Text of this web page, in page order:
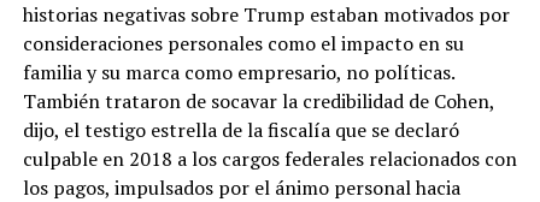
historias negativas sobre Trump estaban motivados por
consideraciones personales como el impacto en su
familia y su marca como empresario, no políticas.
También trataron de socavar la credibilidad de Cohen,
dijo, el testigo estrella de la fiscalía que se declaró
culpable en 2018 a los cargos federales relacionados con
los pagos, impulsados por el ánimo personal hacia